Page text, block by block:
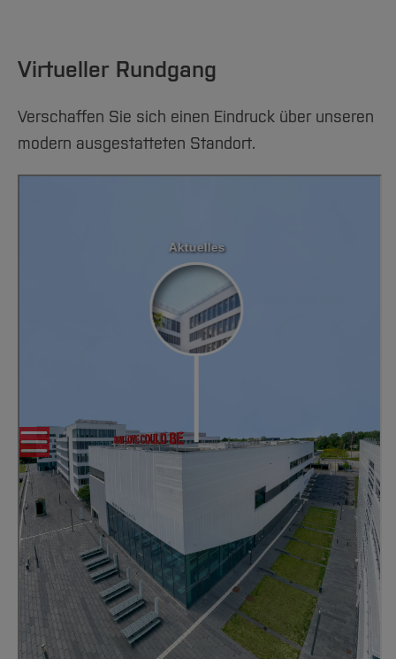
Virtueller Rundgang
Verschaffen Sie sich einen Eindruck über unseren
modern ausgestatteten Standort.